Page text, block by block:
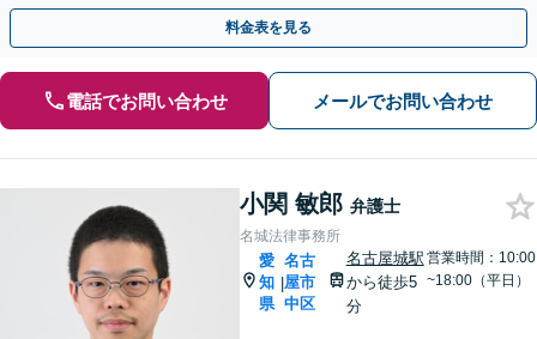
請求された方どちらの対応も可能です
料金表を見る
電話でお問い合わせ メールでお問い合わせ
小関 敏郎 弁護士
名城法律事務所
愛
知
県
|
名古
屋市
中区
名古屋城駅
から徒歩5
分
営業時間：10:00
~18:00（平日）